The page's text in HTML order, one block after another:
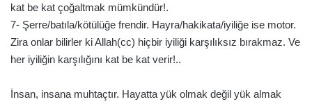
kat be kat çoğaltmak mümkündür!.
7- Şerre/batıla/kötülüğe frendir. Hayra/hakikata/iyiliğe ise motor.
Zira onlar bilirler ki Allah(cc) hiçbir iyiliği karşılıksız bırakmaz. Ve
her iyiliğin karşılığını kat be kat verir!..
İnsan, insana muhtaçtır. Hayatta yük olmak değil yük almak